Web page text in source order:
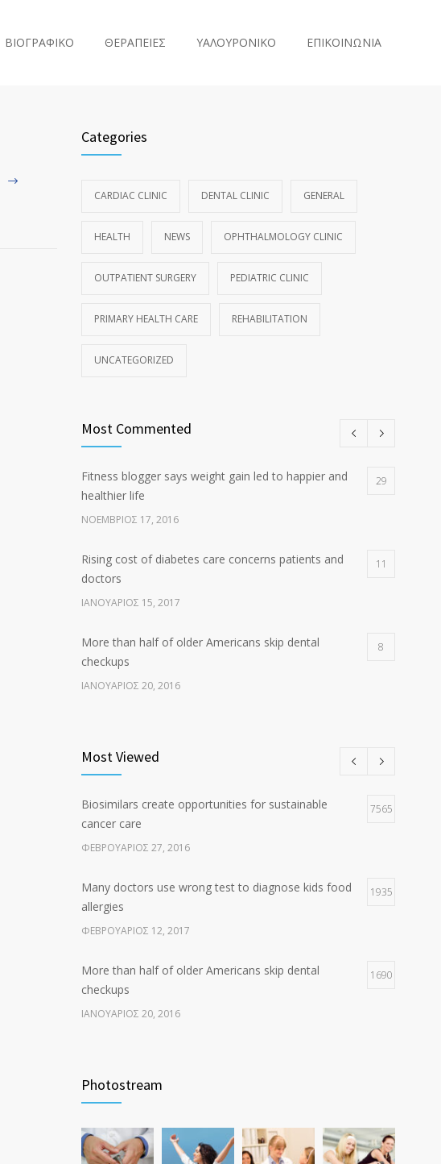
ΒΙΟΓΡΑΦΙΚΟ ΘΕΡΑΠΕΙΕΣ ΥΑΛΟΥΡΟΝΙΚΟ ΕΠΙΚΟΙΝΩΝΙΑ
Categories
CARDIAC CLINIC DENTAL CLINIC GENERAL
HEALTH NEWS OPHTHALMOLOGY CLINIC
OUTPATIENT SURGERY PEDIATRIC CLINIC
PRIMARY HEALTH CARE REHABILITATION
UNCATEGORIZED
Most Commented
Fitness blogger says weight gain led to happier and
healthier life
29
ΝΟΈΜΒΡΙΟΣ 17, 2016
Rising cost of diabetes care concerns patients and
doctors
11
ΙΑΝΟΥΆΡΙΟΣ 15, 2017
More than half of older Americans skip dental
checkups
8
ΙΑΝΟΥΆΡΙΟΣ 20, 2016
Researchers identify mechanism of oncogene action
in lung cancer
7
ΦΕΒΡΟΥΆΡΙΟΣ 26, 2016
Most Viewed
Biosimilars create opportunities for sustainable
cancer care
7565
ΦΕΒΡΟΥΆΡΙΟΣ 27, 2016
Many doctors use wrong test to diagnose kids food
allergies
1935
ΦΕΒΡΟΥΆΡΙΟΣ 12, 2017
More than half of older Americans skip dental
checkups
1690
ΙΑΝΟΥΆΡΙΟΣ 20, 2016
Hormone dramatically increases insulin production,
possible diabetes breakthrough
1581
Photostream